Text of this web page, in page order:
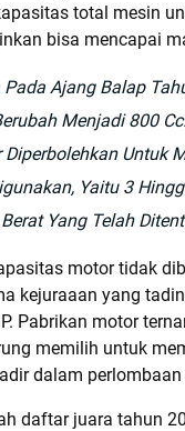
total mesin
bisa mencapai
Pada Ajang Balap
Menjadi 800
Diperbolehkan Untuk
Yaitu 3
Yang Telah
motor tidak
kejuraaan yang
Pabrikan motor
memilih untuk
dalam perlombaan
daftar juara tahun